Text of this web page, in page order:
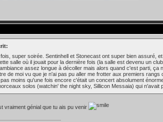
super soirée. Sentinhell et Stonecast ont super bien assuré,
salle où il jouait pour la dernière fois (la salle est devenu un
assez longue à décoller mais alors quand c'est parti, ça
de moi vu que je n'ai pas pu aller me frotter aux premiers rangs
pas moins qu'une fois encore c'était un concert absolument
solos (watchin' the night sky, Sillicon Messaia) qui n'avait
vraiment génial que tu ais pu venir